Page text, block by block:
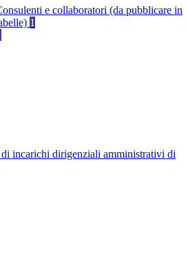
e collaboratori (da pubblicare in
1
incarichi dirigenziali amministrativi di